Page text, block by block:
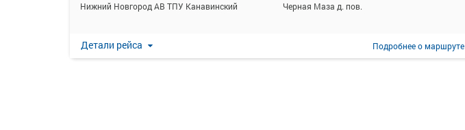
Нижний Новгород АВ ТПУ Канавинский Черная Маза д. пов.
Детали рейса Подробнеео маршруте